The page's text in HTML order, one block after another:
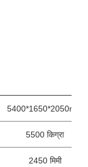
5400*1650*2050mm
5500 किग्रा
2450 मिमी